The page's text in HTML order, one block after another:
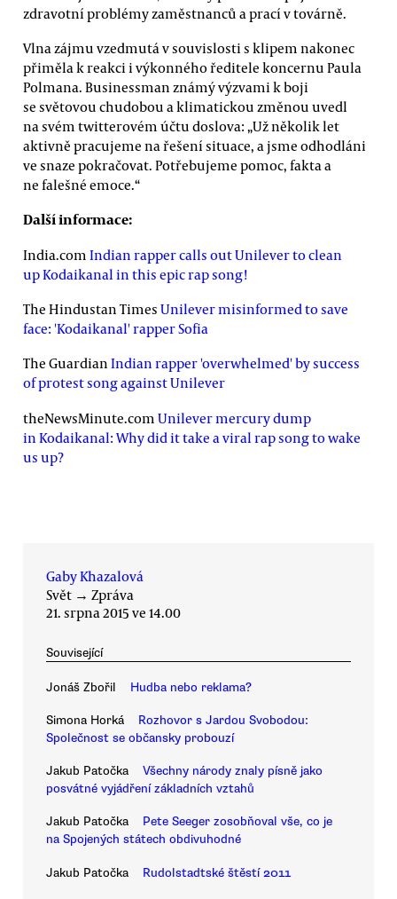
zdravotní problémy zaměstnanců a prací v továrně.
Vlna zájmu vzedmutá v souvislosti s klipem nakonec
přiměla k reakci i výkonného ředitele koncernu Paula
Polmana. Businessman známý výzvami k boji
se světovou chudobou a klimatickou změnou uvedl
na svém twitterovém účtu doslova: „Už několik let
aktivně pracujeme na řešení situace, a jsme odhodláni
ve snaze pokračovat. Potřebujeme pomoc, fakta a
ne falešné emoce.“
Další informace:
India.com Indian rapper calls out Unilever to clean
up Kodaikanal in this epic rap song!
The Hindustan Times Unilever misinformed to save
face: 'Kodaikanal' rapper Sofia
The Guardian Indian rapper 'overwhelmed' by success
of protest song against Unilever
theNewsMinute.com Unilever mercury dump
in Kodaikanal: Why did it take a viral rap song to wake
us up?
Gaby Khazalová
Svět → Zpráva
21. srpna 2015 ve 14.00
Související
Jonáš Zbořil Hudba nebo reklama?
Simona Horká
Rozhovor s Jardou Svobodou:
Společnost se občansky probouzí
Jakub Patočka
Všechny národy znaly písně jako
posvátné vyjádření základních vztahů
Jakub Patočka
Pete Seeger zosobňoval vše, co je
na Spojených státech obdivuhodné
Jakub Patočka Rudolstadtské štěstí 2011